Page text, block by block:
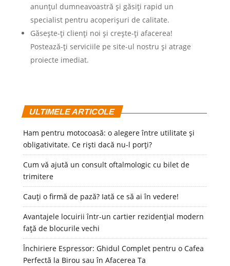
anunțul dumneavoastră și găsiți rapid un
specialist pentru acoperișuri de calitate.
Găsește-ți clienți noi și crește-ți afacerea!
Postează-ți serviciile pe site-ul nostru și atrage
proiecte imediat.
ULTIMELE ARTICOLE
Ham pentru motocoasă: o alegere între utilitate și
obligativitate. Ce riști dacă nu-l porți?
Cum vă ajută un consult oftalmologic cu bilet de
trimitere
Cauți o firmă de pază? Iată ce să ai în vedere!
Avantajele locuirii într-un cartier rezidențial modern
față de blocurile vechi
Închiriere Espressor: Ghidul Complet pentru o Cafea
Perfectă la Birou sau în Afacerea Ta